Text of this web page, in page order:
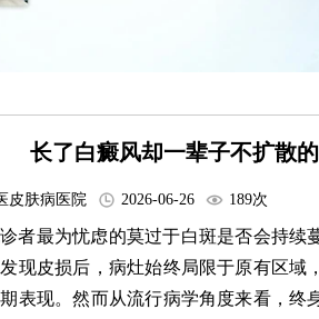
长了白癜风却一辈子不扩散
皮肤病医院 2026-06-26 189次
者最为忧虑的莫过于白斑是否会持续
现皮损后，病灶始终局限于原有区域
表现。然而从流行病学角度来看，终